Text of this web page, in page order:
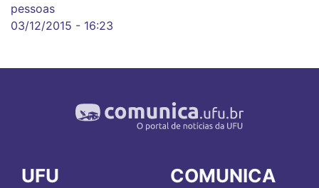
pessoas
03/12/2015 - 16:23
UFU COMUNICA